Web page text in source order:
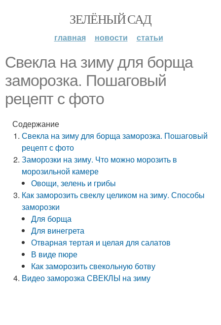
ЗЕЛЁНЫЙ САД
главная новости статьи
Свекла на зиму для борща
заморозка. Пошаговый
рецепт с фото
Содержание
Свекла на зиму для борща заморозка. Пошаговый
рецепт с фото
Заморозки на зиму. Что можно морозить в
морозильной камере
Овощи, зелень и грибы
Как заморозить свеклу целиком на зиму. Способы
заморозки
Для борща
Для винегрета
Отварная тертая и целая для салатов
В виде пюре
Как заморозить свекольную ботву
Видео заморозка СВЕКЛЫ на зиму